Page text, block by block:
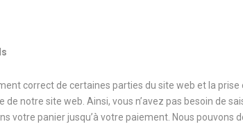
correct de certaines parties du site web et la
notre site web. Ainsi, vous n’avez pas besoin de
votre panier jusqu’à votre paiement. Nous pouvons